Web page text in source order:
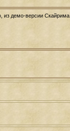
из демо-версии Скайрима.